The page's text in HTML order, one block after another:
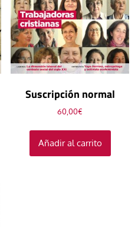
Suscripción normal
60,00€
Añadir al carrito